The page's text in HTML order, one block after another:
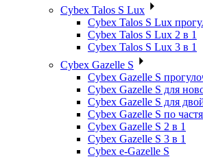
Cybex Talos S Lux
Cybex Talos S Lux
Cybex Talos S Lux 2 в 1
Cybex Talos S Lux 3 в 1
Cybex Gazelle S
Cybex Gazelle S
Cybex Gazelle S для
Cybex Gazelle S для
Cybex Gazelle S по
Cybex Gazelle S 2 в 1
Cybex Gazelle S 3 в 1
Cybex e-Gazelle S